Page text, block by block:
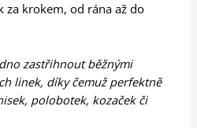
krokem, od rána až do
zastřihnout běžnými
linek, díky čemuž perfektně
polobotek, kozaček či